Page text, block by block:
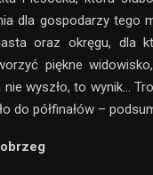
dla gospodarzy tego
oraz okręgu, dla
piękne
wyszło, to wynik…
do półfinałów –